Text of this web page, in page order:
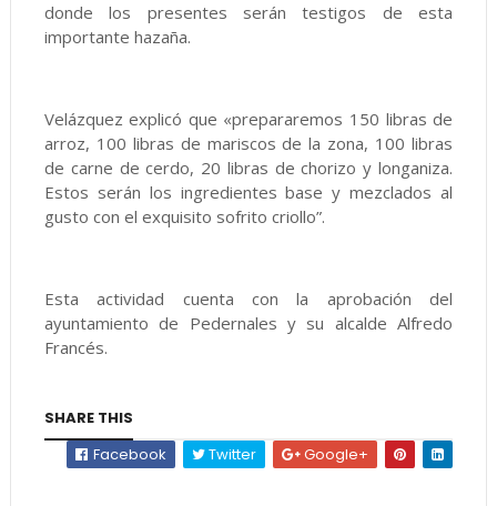
donde los presentes serán testigos de esta
importante hazaña.
Velázquez explicó que «prepararemos 150 libras de
arroz, 100 libras de mariscos de la zona, 100 libras
de carne de cerdo, 20 libras de chorizo y longaniza.
Estos serán los ingredientes base y mezclados al
gusto con el exquisito sofrito criollo”.
Esta actividad cuenta con la aprobación del
ayuntamiento de Pedernales y su alcalde Alfredo
Francés.
SHARE THIS
Facebook
Twitter Google+